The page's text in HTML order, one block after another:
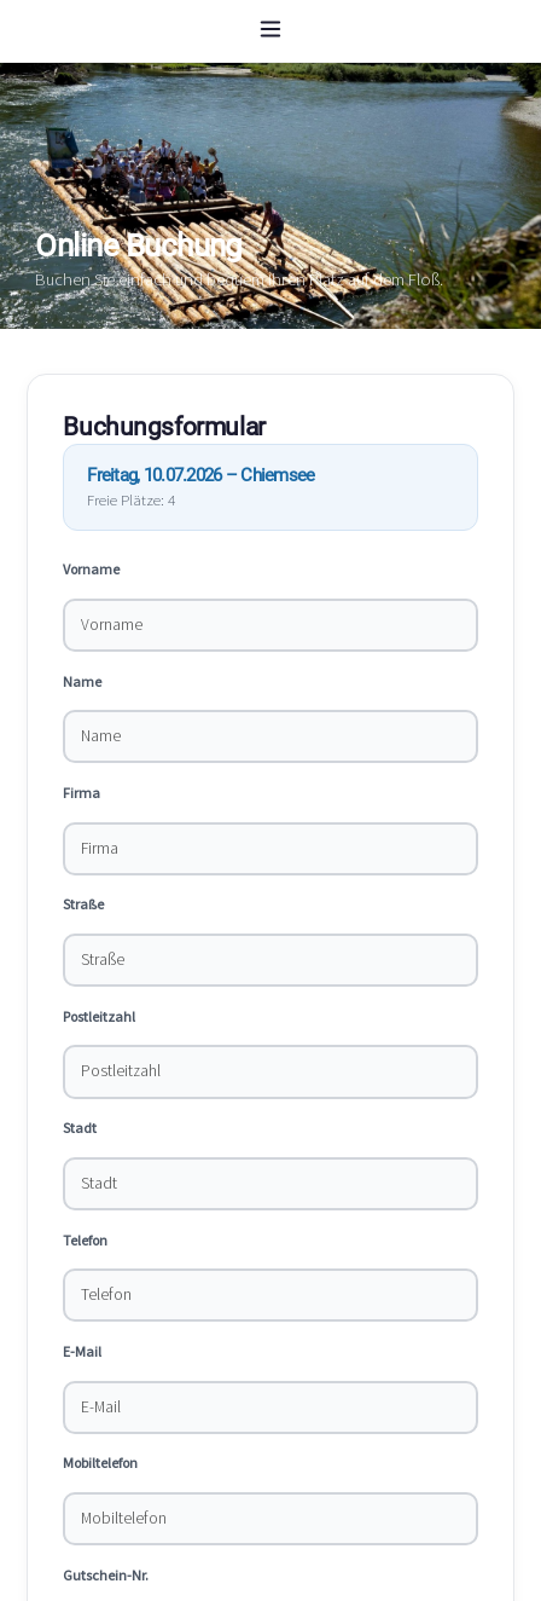
Online Buchung
Buchen Sie einfach und bequem Ihren Platz auf dem Floß.
Buchungsformular
Freitag, 10.07.2026 – Chiemsee
Freie Plätze: 4
Vorname
Name
Firma
Straße
Postleitzahl
Stadt
Telefon
E-Mail
Mobiltelefon
Gutschein-Nr.